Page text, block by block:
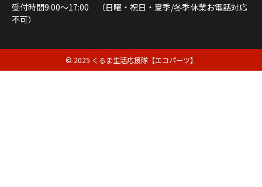
受付時間9:00～17:00 （日曜・祝日・夏季/冬季休業お電話対応
不可）
© 2025 くるま生活応援隊【エコパーツ】